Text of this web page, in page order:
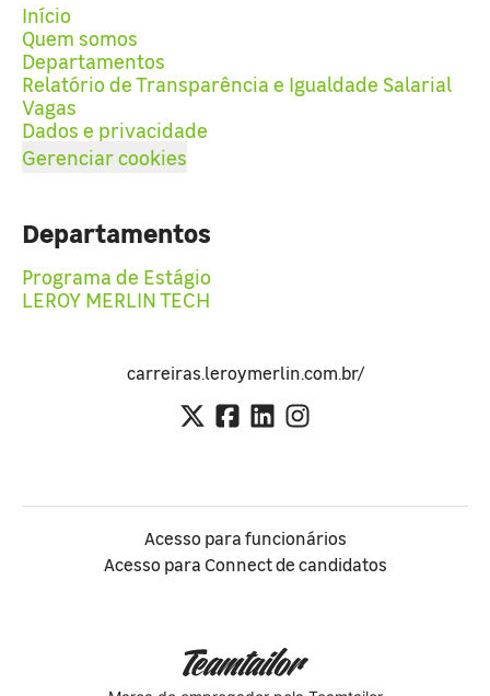
Início
Quem somos
Departamentos
Relatório de Transparência e Igualdade Salarial
Vagas
Dados e privacidade
Gerenciar cookies
Departamentos
Programa de Estágio
LEROY MERLIN TECH
carreiras.leroymerlin.com.br/
Acesso para funcionários
Acesso para Connect de candidatos